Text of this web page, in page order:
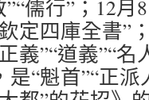
儒行”；12
定四庫全書”
義”“道義”“名
“魁首”“正派